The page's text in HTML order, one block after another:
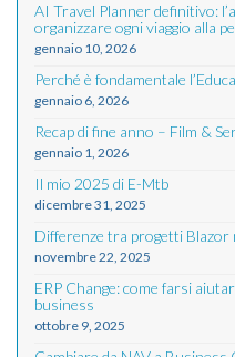
AI Travel Planner definitivo:
organizzare ogni viaggio alla
gennaio 10, 2026
Perché è fondamentale
gennaio 6, 2026
Recap di fine anno – Film &
gennaio 1, 2026
Il mio 2025 di E-Mtb
dicembre 31, 2025
Differenze tra progetti Blazor
novembre 22, 2025
ERP Change: come farsi
business
ottobre 9, 2025